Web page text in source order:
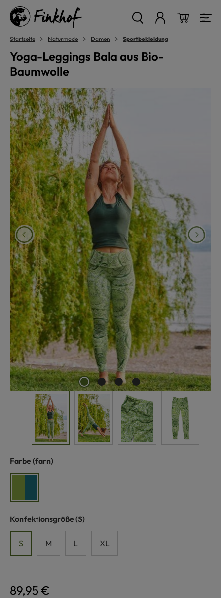
springen
Startseite Naturmode Damen Sportbekleidung
Yoga-Leggings Bala aus Bio-
Baumwolle
Bildergalerie überspringen
Farbe auswählen
(farn)
Konfektionsgröße auswählen
(S)
S M L XL
89,95 €